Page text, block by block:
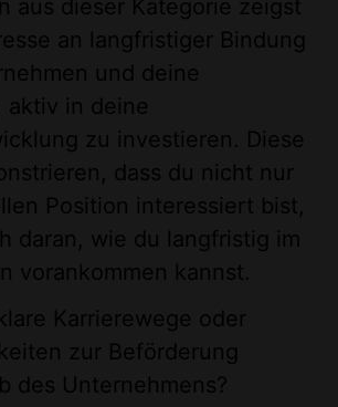
aus dieser Kategorie zeigst
an langfristiger Bindung
und deine
aktiv in deine
zu investieren. Diese
dass du nicht nur
Position interessiert bist,
daran, wie du langfristig im
vorankommen kannst.
Karrierewege oder
zur Beförderung
des Unternehmens?